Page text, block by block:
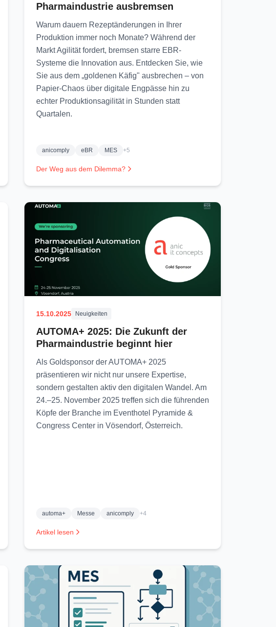
Pharmaindustrie ausbremsen
Warum dauern Rezeptänderungen in Ihrer
Produktion immer noch Monate? Während der
Markt Agilität fordert, bremsen starre EBR-
Systeme die Innovation aus. Entdecken Sie, wie
Sie aus dem „goldenen Käfig" ausbrechen – von
Papier-Chaos über digitale Engpässe hin zu
echter Produktionsagilität in Stunden statt
Quartalen.
anicomply eBR MES +5
Der Weg aus dem Dilemma?
15.10.2025 Neuigkeiten
AUTOMA+ 2025: Die Zukunft der
Pharmaindustrie beginnt hier
Als Goldsponsor der AUTOMA+ 2025
präsentieren wir nicht nur unsere Expertise,
sondern gestalten aktiv den digitalen Wandel. Am
24.–25. November 2025 treffen sich die führenden
Köpfe der Branche im Eventhotel Pyramide &
Congress Center in Vösendorf, Österreich.
automa+ Messe anicomply +4
Artikel lesen